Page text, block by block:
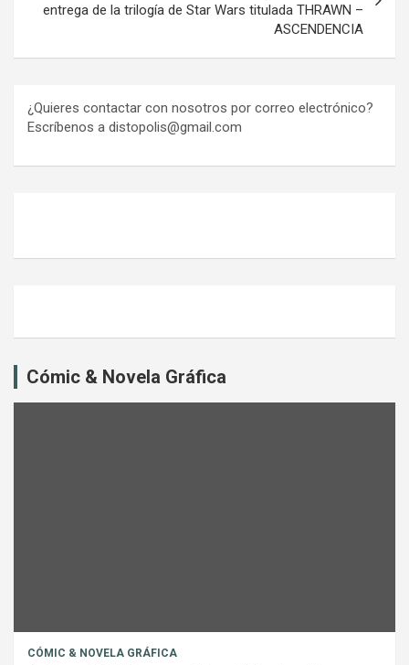
entrega de la trilogía de Star Wars titulada THRAWN –
ASCENDENCIA
¿Quieres contactar con nosotros por correo electrónico?
Escríbenos a distopolis@gmail.com
Cómic & Novela Gráfica
CÓMIC & NOVELA GRÁFICA